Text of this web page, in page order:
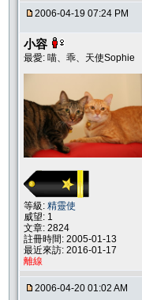
2006-04-19 07:24 PM
小容
最愛: 喵、乖、天使Sophie
等級: 精靈使
威望: 1
文章: 2824
註冊時間: 2005-01-13
最近來訪: 2016-01-17
離線
2006-04-20 01:02 AM